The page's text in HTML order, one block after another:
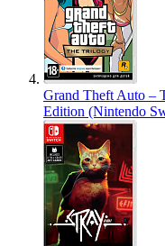
Grand Theft Auto –
Edition (Nintendo